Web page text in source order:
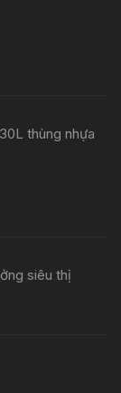
thùng nhựa
siêu thị